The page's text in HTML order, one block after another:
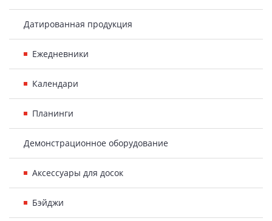
Датированная продукция
Ежедневники
Календари
Планинги
Демонстрационное оборудование
Аксессуары для досок
Бэйджи